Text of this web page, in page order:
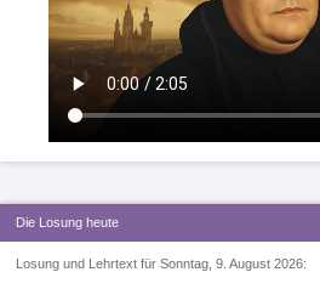
Die Losung heute
Losung und Lehrtext für Sonntag, 9. August 2026: